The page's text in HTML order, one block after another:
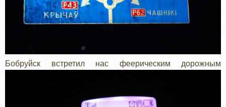
Бобруйск встретил нас феерическим дорожным